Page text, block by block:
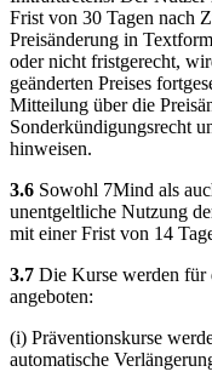
Frist von 30 Tagen nach
Preisänderung in
oder nicht fristgerecht,
geänderten Preises
Mitteilung über die
Sonderkündigungsrecht
hinweisen.
3.6 Sowohl 7Mind als
unentgeltliche Nutzung
mit einer Frist von 14
3.7 Die Kurse werden für
angeboten:
(i) Präventionskurse
automatische